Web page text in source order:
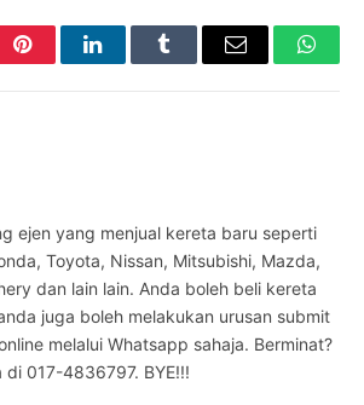
PinterestLinkedInTumblr Email
ejen yang menjual kereta baru seperti
Toyota, Nissan, Mitsubishi, Mazda,
dan lain lain. Anda boleh beli kereta
juga boleh melakukan urusan submit
melalui Whatsapp sahaja. Berminat?
di 017-4836797. BYE!!!